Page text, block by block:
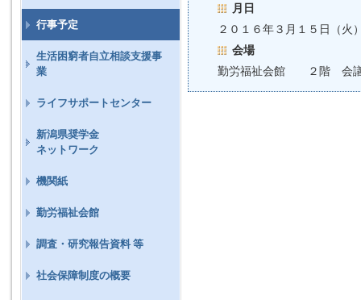
月日
２０１６年３月１５日（火
会場
勤労福祉会館 ２階 会
行事予定
生活困窮者自立相談支援事
業
ライフサポートセンター
新潟県奨学金
ネットワーク
機関紙
勤労福祉会館
調査・研究報告資料 等
社会保障制度の概要